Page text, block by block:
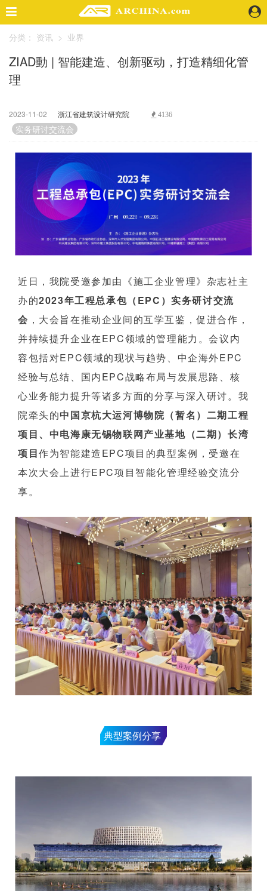
精选案例
建 筑
视 频
业 界
机 构
人 物
地 产
快速搜索
企业会员
关于投稿
广告投放
关于我们
联系我们
分类： 资讯 > 业界
ZIAD動 | 智能建造、创新驱动，打造精细化管
理
2023-11-02 浙江省建筑设计研究院 4136
实务研讨交流会
近日，我院受邀参加由《施工企业管理》杂志社主
办的2023年工程总承包（EPC）实务研讨交流
会 ，大会旨在推动企业间的互学互鉴，促进合作，
并持续提升企业在EPC领域的管理能力。会议内
容包括对EPC领域的现状与趋势、中企海外EPC
经验与总结、国内EPC战略布局与发展思路、核
心业务能力提升等诸多方面的分享与深入研讨。我
院牵头的中国京杭大运河博物院（暂名）二期工程
项目、中电海康无锡物联网产业基地（二期）长湾
项目作为智能建造EPC项目的典型案例，受邀在
本次大会上进行EPC项目智能化管理经验交流分
享。
典型案例分享